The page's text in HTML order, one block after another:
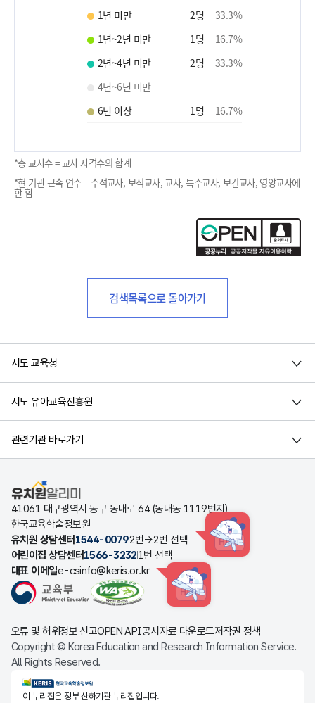
1년 미만 2명 33.3%
1년~2년 미만
1명 16.7%
2년~4년 미만
2명 33.3%
4년~6년 미만
-
-
6년 이상
1명 16.7%
*총 교사수 = 교사 자격수의 합계
*현 기관 근속 연수 = 수석교사, 보직교사, 교사, 특수교사, 보건교사, 영양교사에
한 함
검색목록으로 돌아가기
시도 교육청
시도 유아교육진흥원
관련기관 바로가기
유치원알리미
41061 대구광역시 동구 동내로 64 (동내동 1119번지)
한국교육학술정보원
유치원 상담센터 1544-00792번→2번 선택 HINT
어린이집 상담센터1566-32321번 선택
대표 이메일e-csinfo@keris.or.kr
HINT
오류 및 허위정보 신고OPEN API공시자료 다운로드저작권 정책
Copyright © Korea Education and Research Information Service.
All Rights Reserved.
KERIS한국교육학술정보원
이 누리집은 정부 산하기관 누리집입니다.